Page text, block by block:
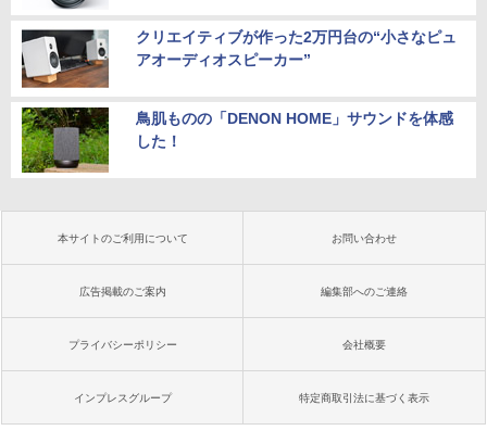
クリエイティブが作った2万円台の“小さなピュ
アオーディオスピーカー”
鳥肌ものの「DENON HOME」サウンドを体感
した！
本サイトのご利用について お問い合わせ
広告掲載のご案内 編集部へのご連絡
プライバシーポリシー 会社概要
インプレスグループ 特定商取引法に基づく表示